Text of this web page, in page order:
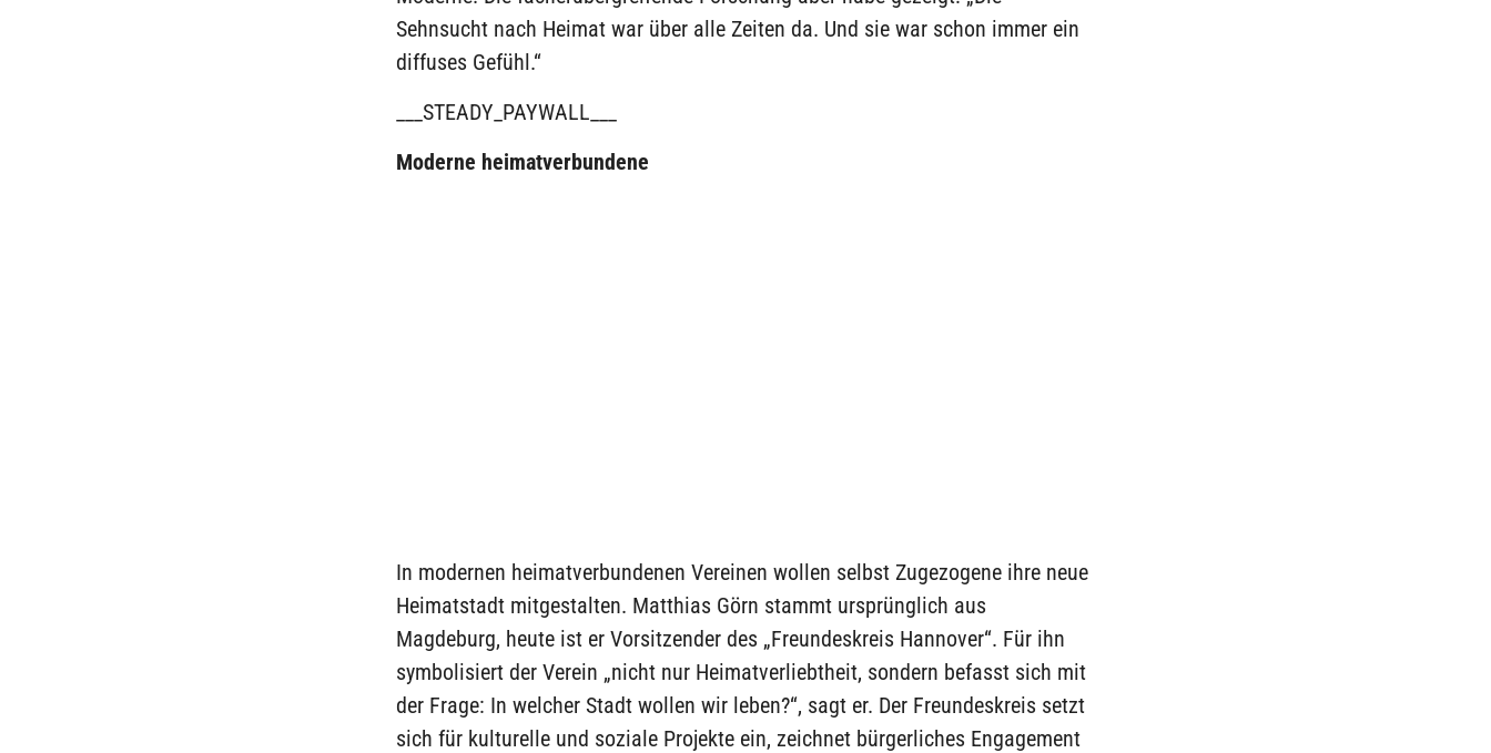
Sehnsucht nach Heimat war über alle Zeiten da. Und sie war schon immer ein
diffuses Gefühl.“
___STEADY_PAYWALL___
Moderne heimatverbundene
In modernen heimatverbundenen Vereinen wollen selbst Zugezogene ihre neue
Heimatstadt mitgestalten. Matthias Görn stammt ursprünglich aus
Magdeburg, heute ist er Vorsitzender des „Freundeskreis Hannover“. Für ihn
symbolisiert der Verein „nicht nur Heimatverliebtheit, sondern befasst sich mit
der Frage: In welcher Stadt wollen wir leben?“, sagt er. Der Freundeskreis setzt
sich für kulturelle und soziale Projekte ein, zeichnet bürgerliches Engagement